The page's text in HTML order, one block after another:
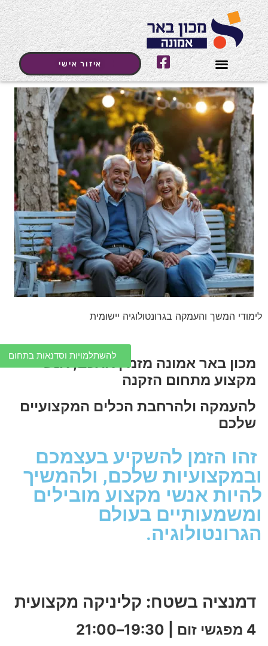
איזור אישי
לימודי המשך והעמקה בגרונטולוגיה יישומית
מכון באר אמונה מזמין אתכם, אנשי
מקצוע מתחום הזקנה
להעמקה ולהרחבת הכלים המקצועיים
שלכם
להשתלמויות וסדנאות בתחום
זהו הזמן להשקיע בעצמכם
ובמקצועיות שלכם, ולהמשיך
להיות אנשי מקצוע מובילים
ומשמעותיים בעולם
הגרונטולוגיה.
דמנציה בשטח: קליניקה מקצועית
4 מפגשי זום | 19:30–21:00